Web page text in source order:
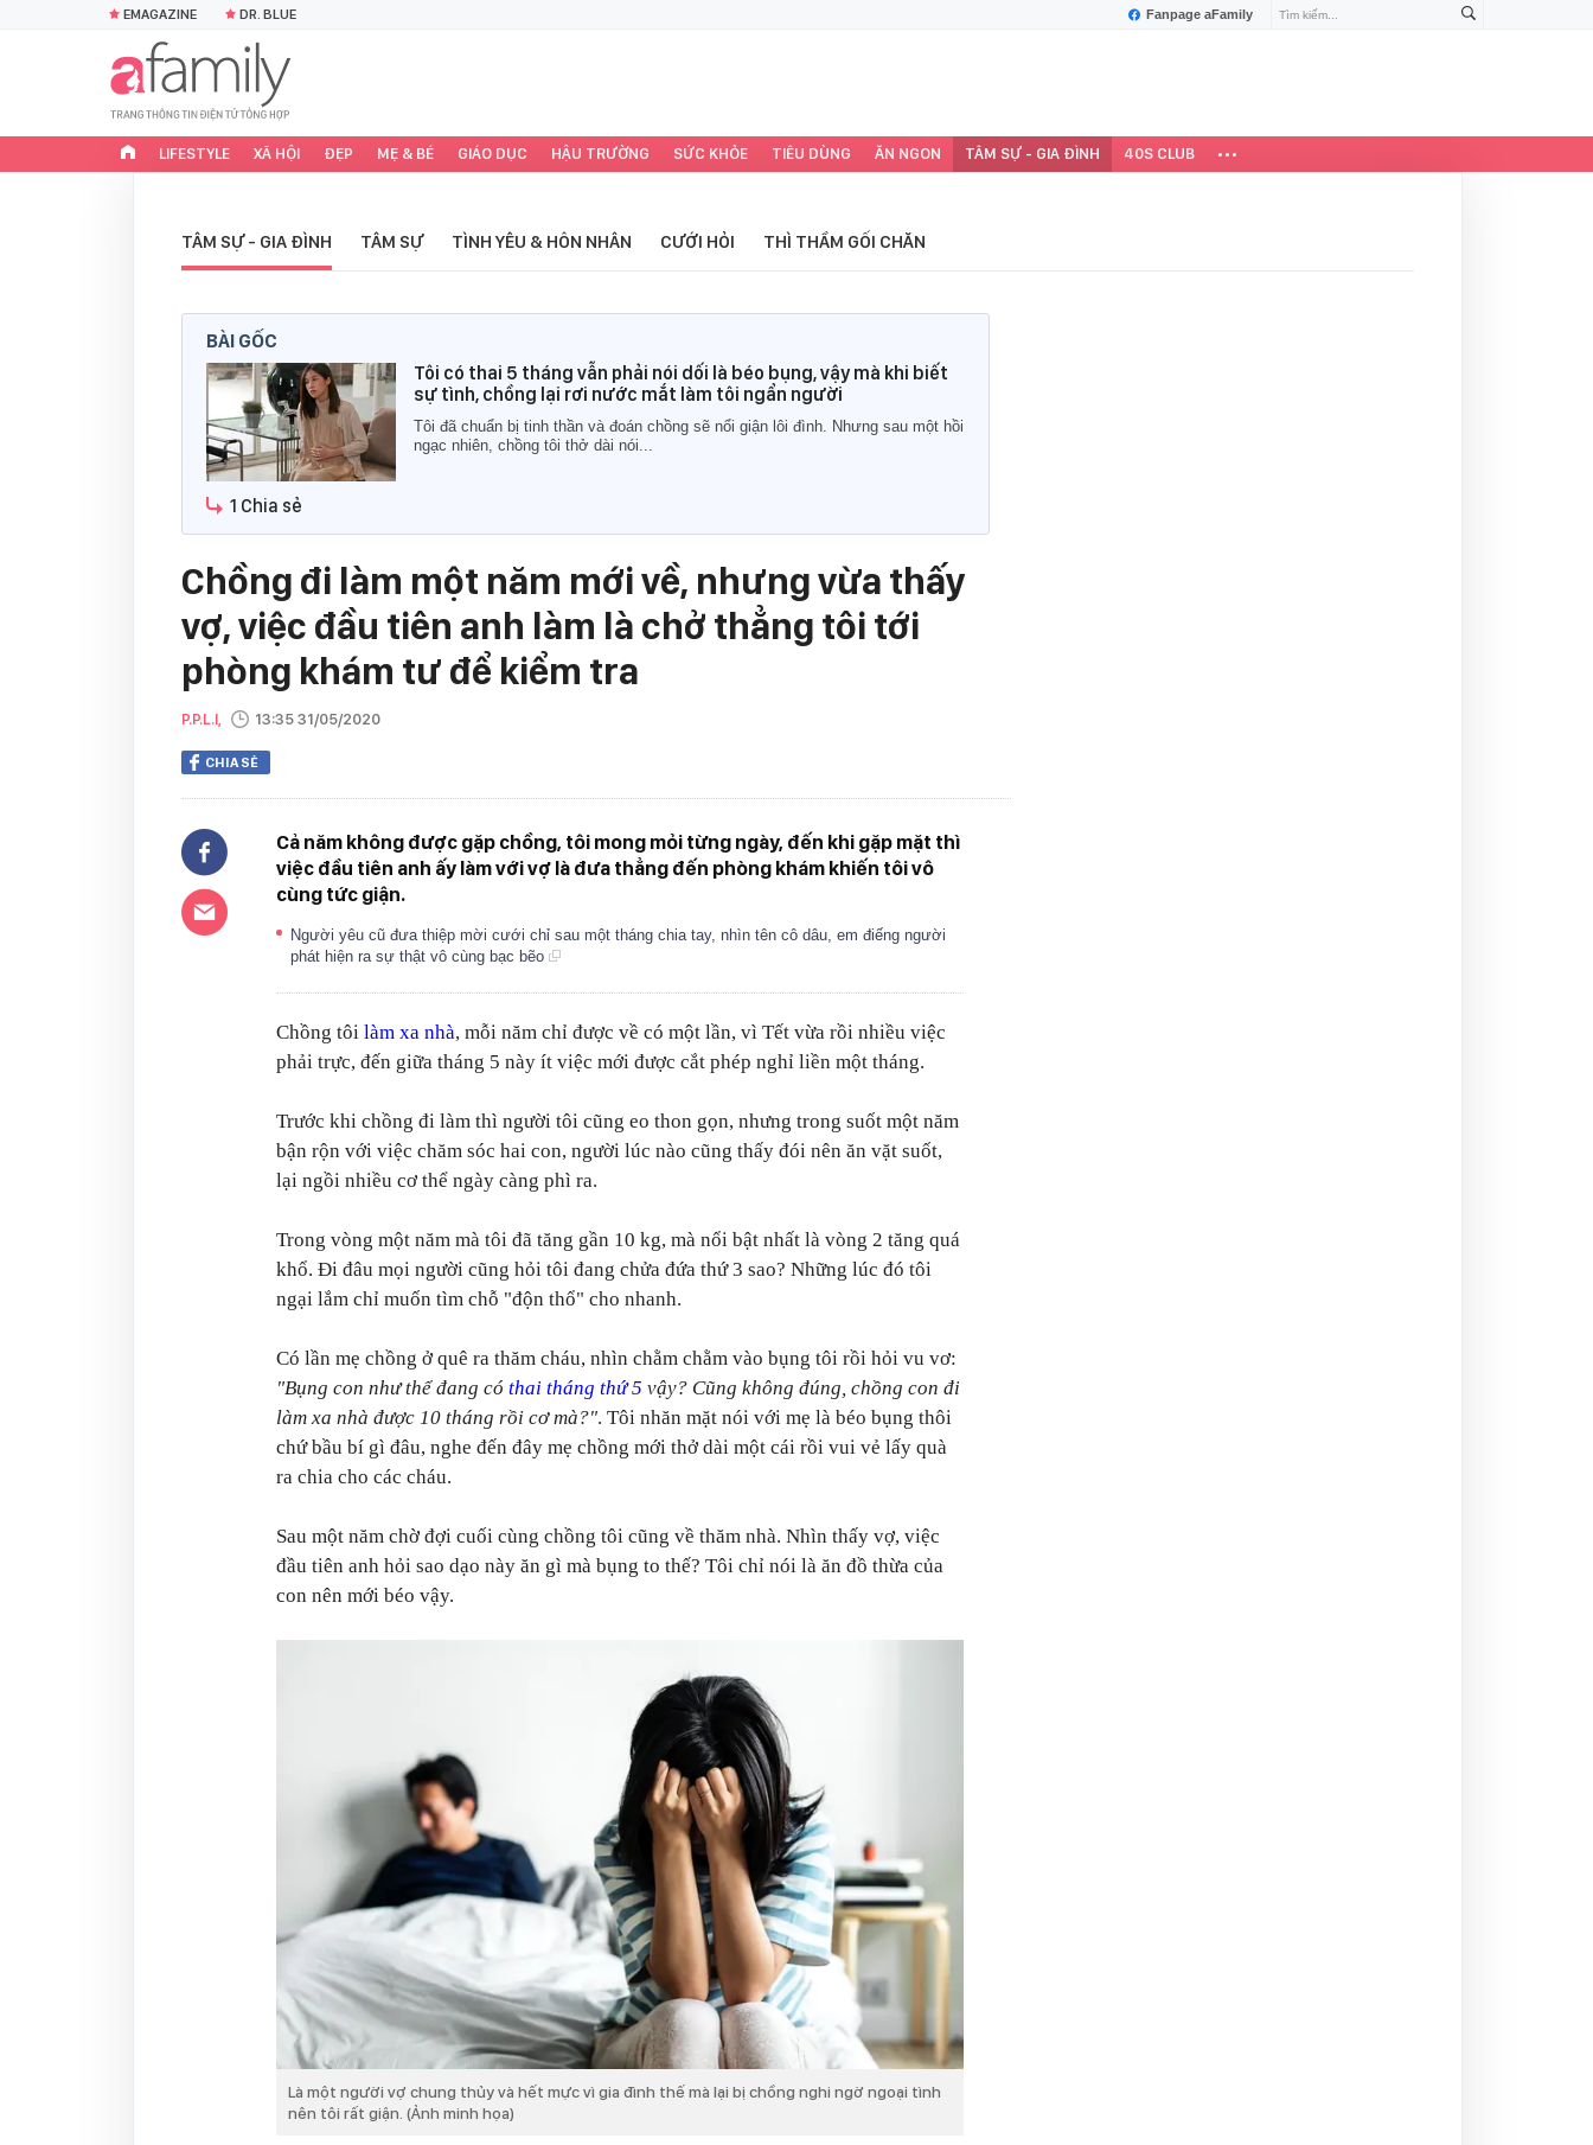
Fanpage aFamily
EMAGAZINE DR. BLUE
LIFESTYLE XÃ HỘI ĐẸP MẸ & BÉ GIÁO DỤC HẬU TRƯỜNG SỨC KHỎE TIÊU DÙNG ĂN NGON TÂM SỰ - GIA ĐÌNH 40S CLUB
TÂM SỰ - GIA ĐÌNH TÂM SỰ TÌNH YÊU & HÔN NHÂN CƯỚI HỎI THÌ THẦM GỐI CHĂN
BÀI GỐC
Tôi có thai 5 tháng vẫn phải nói dối là béo bụng, vậy mà khi biết
sự tình, chồng lại rơi nước mắt làm tôi ngẩn người
Tôi đã chuẩn bị tinh thần và đoán chồng sẽ nổi giận lôi đình. Nhưng sau một hồi
ngạc nhiên, chồng tôi thở dài nói...
1 Chia sẻ
Chồng đi làm một năm mới về, nhưng vừa thấy
vợ, việc đầu tiên anh làm là chở thẳng tôi tới
phòng khám tư để kiểm tra
P.P.L.I, 13:35 31/05/2020
CHIA SẺ
Cả năm không được gặp chồng, tôi mong mỏi từng ngày, đến khi gặp mặt thì
việc đầu tiên anh ấy làm với vợ là đưa thẳng đến phòng khám khiến tôi vô
cùng tức giận.
Người yêu cũ đưa thiệp mời cưới chỉ sau một tháng chia tay, nhìn tên cô dâu, em điếng người
phát hiện ra sự thật vô cùng bạc bẽo
Chồng tôi làm xa nhà, mỗi năm chỉ được về có một lần, vì Tết vừa rồi nhiều việc
phải trực, đến giữa tháng 5 này ít việc mới được cắt phép nghỉ liền một tháng.
Trước khi chồng đi làm thì người tôi cũng eo thon gọn, nhưng trong suốt một năm
bận rộn với việc chăm sóc hai con, người lúc nào cũng thấy đói nên ăn vặt suốt,
lại ngồi nhiều cơ thể ngày càng phì ra.
Trong vòng một năm mà tôi đã tăng gần 10 kg, mà nổi bật nhất là vòng 2 tăng quá
khổ. Đi đâu mọi người cũng hỏi tôi đang chửa đứa thứ 3 sao? Những lúc đó tôi
ngại lắm chỉ muốn tìm chỗ "độn thổ" cho nhanh.
Có lần mẹ chồng ở quê ra thăm cháu, nhìn chằm chằm vào bụng tôi rồi hỏi vu vơ:
"Bụng con như thể đang có thai tháng thứ 5 vậy? Cũng không đúng, chồng con đi
làm xa nhà được 10 tháng rồi cơ mà?". Tôi nhăn mặt nói với mẹ là béo bụng thôi
chứ bầu bí gì đâu, nghe đến đây mẹ chồng mới thở dài một cái rồi vui vẻ lấy quà
ra chia cho các cháu.
Sau một năm chờ đợi cuối cùng chồng tôi cũng về thăm nhà. Nhìn thấy vợ, việc
đầu tiên anh hỏi sao dạo này ăn gì mà bụng to thế? Tôi chỉ nói là ăn đồ thừa của
con nên mới béo vậy.
Là một người vợ chung thủy và hết mực vì gia đình thế mà lại bị chồng nghi ngờ ngoại tình
nên tôi rất giận. (Ảnh minh họa)